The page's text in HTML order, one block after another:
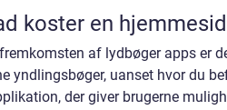
koster en
af lydbøger apps er
yndlingsbøger, uanset hvor du
der giver brugerne